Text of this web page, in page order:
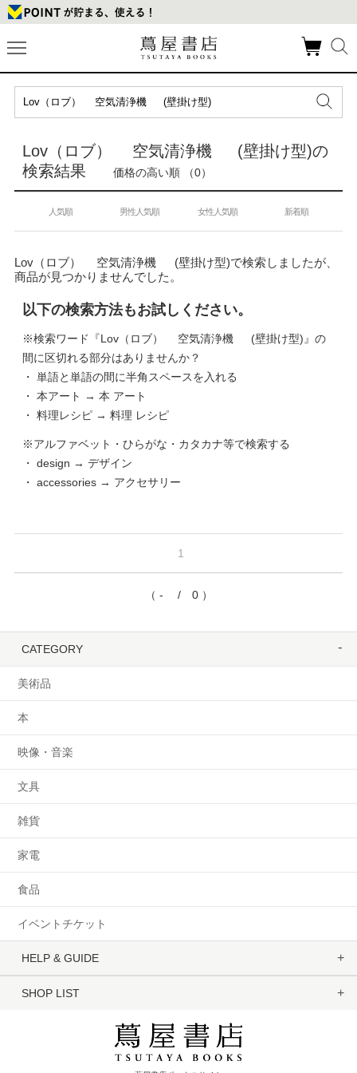
Lov（ロブ） 空気清浄機 (壁掛け型)の
検索結果
価格の高い順 （0）
人気順 男性人気順 女性人気順 新着順
Lov（ロブ） 空気清浄機 (壁掛け型)で検索しましたが、
商品が見つかりませんでした。
以下の検索方法もお試しください。
※検索ワード『Lov（ロブ） 空気清浄機 (壁掛け型)』の
間に区切れる部分はありませんか？
・ 単語と単語の間に半角スペースを入れる
・ 本アート → 本 アート
・ 料理レシピ → 料理 レシピ
※アルファベット・ひらがな・カタカナ等で検索する
・ design → デザイン
・ accessories → アクセサリー
1
（ - / 0 ）
CATEGORY
美術品
本
映像・音楽
文具
雑貨
家電
食品
イベントチケット
HELP & GUIDE
SHOP LIST